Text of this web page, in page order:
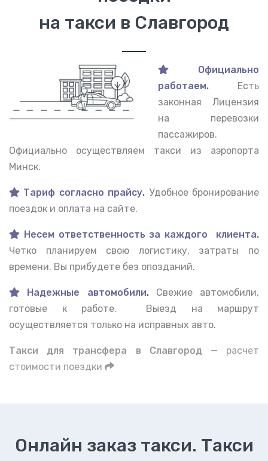
на такси в Славгород
Официально
работаем.
Есть
законная Лицензия
на перевозки
пассажиров.
Официально осуществляем такси из аэропорта
Минск.
Тариф согласно прайсу. Удобное бронирование
поездок и оплата на сайте.
Несем ответственность за каждого клиента.
Четко планируем свою логистику, затраты по
времени. Вы прибудете без опозданий.
Надежные автомобили. Свежие автомобили,
готовые к работе. Выезд на маршрут
осуществляется только на исправных авто.
Такси для трансфера в Славгород — расчет
стоимости поездки
Онлайн заказ такси. Такси